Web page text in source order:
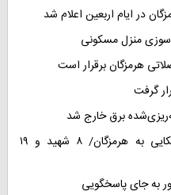
در ایام اربعین اعلام شد
هرمزگان برقرار است
گرفت
برق خارج شد
ادامه حملات نیروهای متجاوز آمریکایی به هرمزگان/ ۸ شهید و ۱۹
به جای پاسخگویی